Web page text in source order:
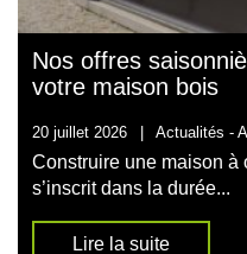
Nos offres
votre maison bois
20 juillet 2026 Actualités -
Construire une maison à
s’inscrit dans la durée...
Lire la suite